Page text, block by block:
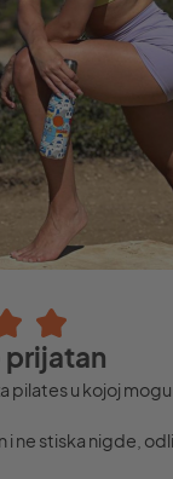
prijatan
pilates u kojoj
i ne stiska nigde,